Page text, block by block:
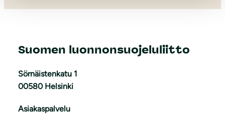
Suomen luonnonsuojeluliitto
Sörnäistenkatu 1
00580 Helsinki
Asiakaspalvelu